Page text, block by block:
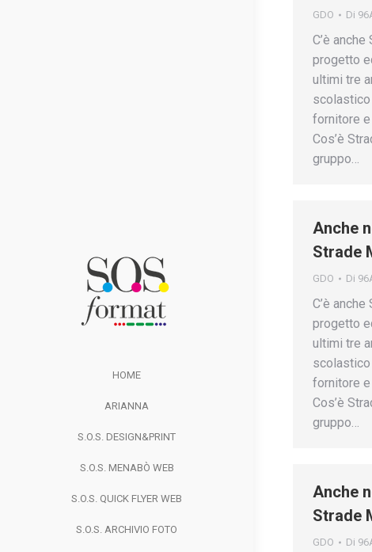
HOME
ARIANNA
S.O.S. DESIGN&PRINT
S.O.S. MENABÒ WEB
S.O.S. QUICK FLYER WEB
S.O.S. ARCHIVIO FOTO
GDO Di
C’è
progetto
ultimi tre
scolastico
fornitore
Cos’è
gruppo…
Anche
Strade
GDO Di
C’è
progetto
ultimi tre
scolastico
fornitore
Cos’è
gruppo…
Anche
Strade
GDO Di